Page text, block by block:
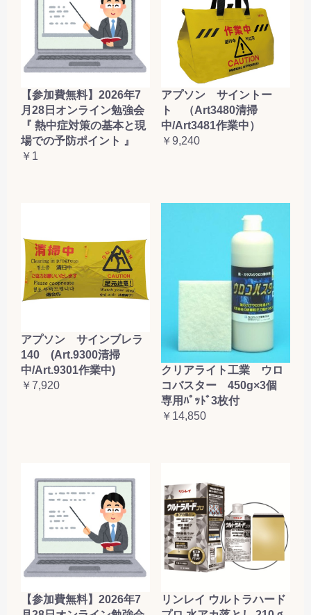
【参加費無料】2026年7
月28日オンライン勉強会
『 熱中症対策の基本と現
場での予防ポイント 』
￥1
アプソン サイントー
ト （Art3480清掃
中/Art3481作業中）
￥9,240
アプソン サインブレラ
140 (Art.9300清掃
中/Art.9301作業中)
￥7,920
クリアライト工業 ウロ
コバスター 450g×3個
専用ﾊﾟｯﾄﾞ3枚付
￥14,850
【参加費無料】2026年7
リンレイ ウルトラハード